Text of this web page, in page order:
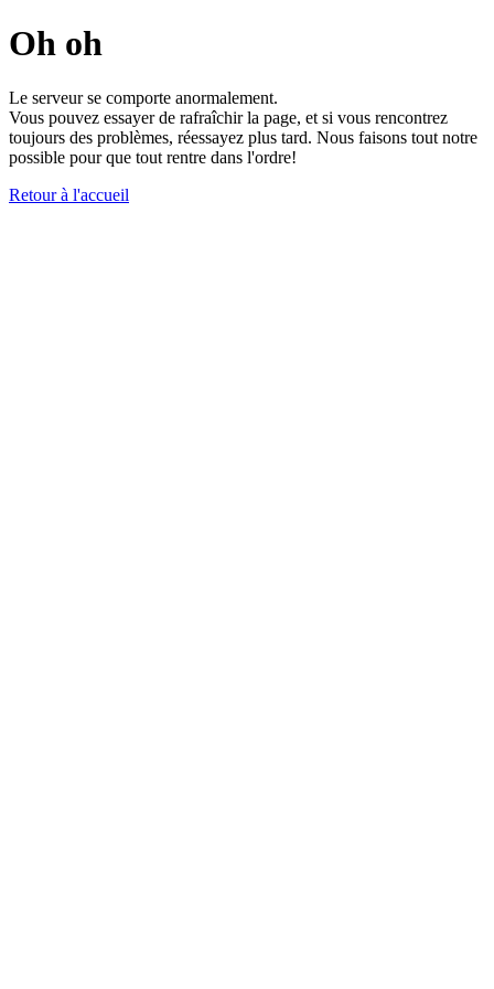
Oh oh
Le serveur se comporte anormalement.
Vous pouvez essayer de rafraîchir la page, et si vous rencontrez
toujours des problèmes, réessayez plus tard. Nous faisons tout notre
possible pour que tout rentre dans l'ordre!
Retour à l'accueil